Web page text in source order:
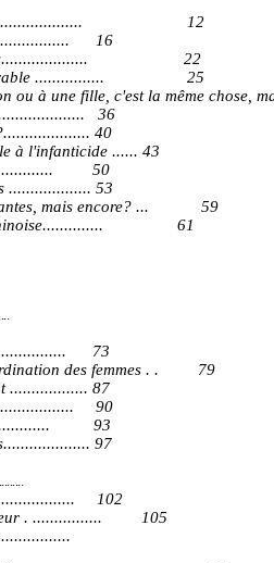
.................... 12
16
22
................ 25
ou à une fille, c'est la même
36
40
à l'infanticide ...... 43
50
................... 53
mais encore? ... 59
chinoise.............. 61
73
des femmes . . 79
.................. 87
90
93
97
FEMMES? ...................
102
. ................ 105